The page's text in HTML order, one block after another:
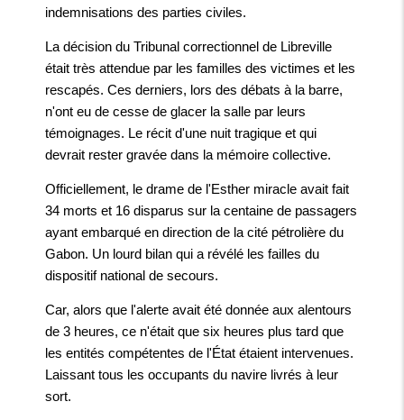
indemnisations des parties civiles.
La décision du Tribunal correctionnel de Libreville
était très attendue par les familles des victimes et les
rescapés. Ces derniers, lors des débats à la barre,
n'ont eu de cesse de glacer la salle par leurs
témoignages. Le récit d'une nuit tragique et qui
devrait rester gravée dans la mémoire collective.
Officiellement, le drame de l'Esther miracle avait fait
34 morts et 16 disparus sur la centaine de passagers
ayant embarqué en direction de la cité pétrolière du
Gabon. Un lourd bilan qui a révélé les failles du
dispositif national de secours.
Car, alors que l'alerte avait été donnée aux alentours
de 3 heures, ce n'était que six heures plus tard que
les entités compétentes de l'État étaient intervenues.
Laissant tous les occupants du navire livrés à leur
sort.